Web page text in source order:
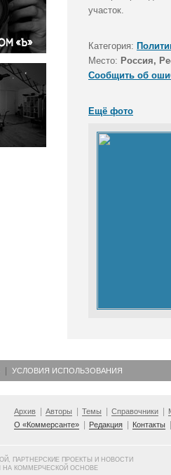
участок.
Категория:
Место: Россия,
Сообщить об
Ещё фото
УСЛОВИЯ ИСПОЛЬЗОВАНИЯ
Архив Авторы Темы Справочники
О «Коммерсанте»
Редакция Контакты
ПАРТНЕРСКИЕ ПРОЕКТЫ И НОВОСТИ
НА КОММЕРЧЕСКОЙ ОСНОВЕ